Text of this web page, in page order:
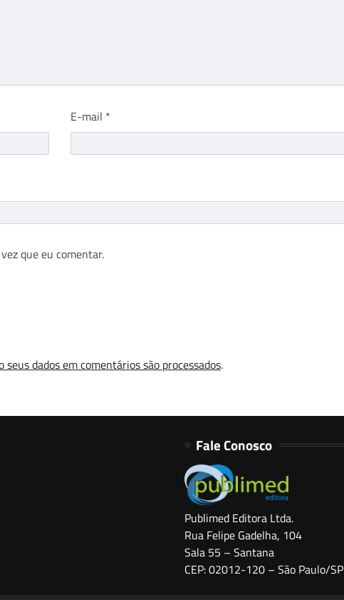
E-mail *
que eu comentar.
seus dados em comentários são processados.
Fale Conosco
Publimed Editora Ltda.
Rua Felipe Gadelha, 104
Sala 55 – Santana
CEP: 02012-120 – São Paulo/SP